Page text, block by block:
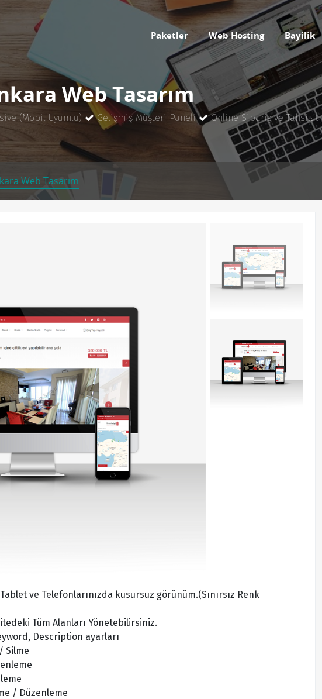
Paketler Web Hosting Bayilik
Web Tasarım
(Mobil Uyumlu) Gelişmiş Müşteri Paneli Online Sipariş ve Tahsilat
Web Tasarım
ve Telefonlarınızda kusursuz görünüm.(Sınırsız Renk
Tüm Alanları Yönetebilirsiniz.
Description ayarları
Silme
/ Düzenleme